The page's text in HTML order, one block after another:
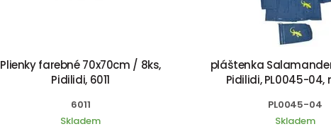
Plienky farebné 70x70cm / 8ks,
Pidilidi, 6011
6011
Skladem
pláštenka
Pidilidi, PL0045-04,
PL0045-04
Skladem